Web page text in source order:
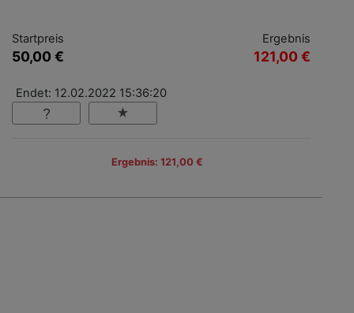
Startpreis
50,00 €
Ergebnis
121,00 €
Endet: 12.02.2022 15:36:20
Ergebnis: 121,00 €